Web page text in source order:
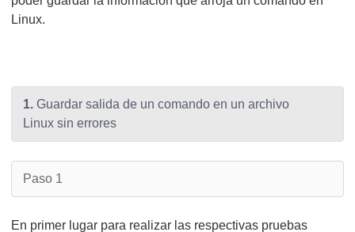
Linux.
1. Guardar salida de un comando en un archivo
Linux sin errores
Paso 1
En primer lugar para realizar las respectivas pruebas